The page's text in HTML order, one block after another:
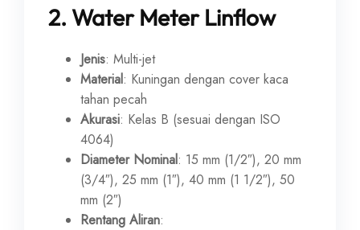
2. Water Meter Linflow
Jenis: Multi-jet
Material: Kuningan dengan cover kaca
tahan pecah
Akurasi: Kelas B (sesuai dengan ISO
4064)
Diameter Nominal: 15 mm (1/2″), 20 mm
(3/4″), 25 mm (1″), 40 mm (1 1/2″), 50
mm (2″)
Rentang Aliran: